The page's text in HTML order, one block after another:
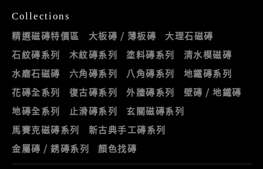
Collections
精選磁磚特價區 大板磚 / 薄板磚
大理石磁磚
石紋磚系列
木紋磚系列 塗料磚系列
清水模磁磚
水磨石磁磚
六角磚系列 八角磚系列
地鐵磚系列
花磚全系列
復古磚系列 外牆磚系列
壁磚 / 地鐵磚
地磚全系列
止滑磚系列
玄關磁磚系列
馬賽克磁磚系列
新古典手工磚系列
金屬磚 / 銹磚系列
顏色找磚